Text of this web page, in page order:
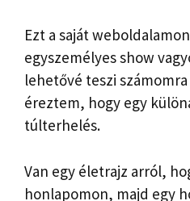
Ezt a saját
egyszemélyes show
lehetővé teszi
éreztem, hogy egy
túlterhelés.
Van egy életrajz arról,
honlapomon, majd egy